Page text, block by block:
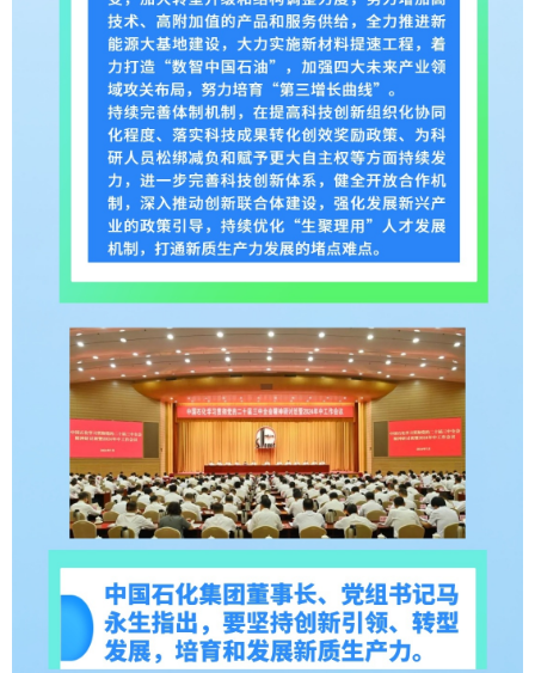
多语种频道
Español Français عربى
Русский язык 日本語 한국어
Português